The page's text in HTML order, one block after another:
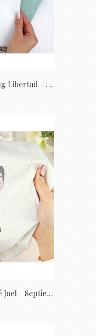
Pan De Tissu - Painting Libertad - Ohana...
Pan De Tissu - Gradué Joel - Septiembre |...